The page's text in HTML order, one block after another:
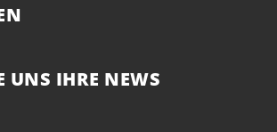
UNS IHRE NEWS